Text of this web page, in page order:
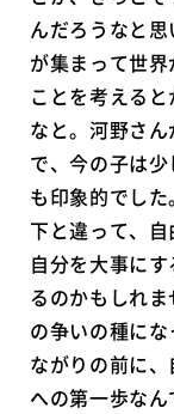
んだろうなと
が集まって世
ことを考える
なと。河野さ
で、今の子は
も印象的でし
下と違って、自
自分を大事に
るのかもしれ
の争いの種に
ながりの前に
への第一歩な